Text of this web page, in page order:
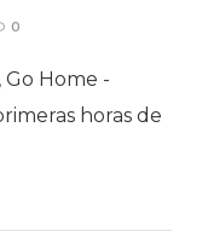
0
Go Home -
horas de